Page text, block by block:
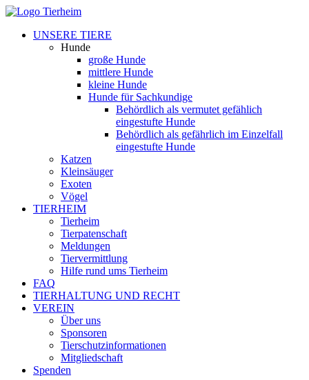
UNSERE TIERE
Hunde
große Hunde
mittlere Hunde
kleine Hunde
Hunde für Sachkundige
Behördlich als vermutet gefählich
eingestufte Hunde
Behördlich als gefährlich im Einzelfall
eingestufte Hunde
Katzen
Kleinsäuger
Exoten
Vögel
TIERHEIM
Tierheim
Tierpatenschaft
Meldungen
Tiervermittlung
Hilfe rund ums Tierheim
FAQ
TIERHALTUNG UND RECHT
VEREIN
Über uns
Sponsoren
Tierschutzinformationen
Mitgliedschaft
Spenden